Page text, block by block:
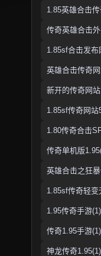
1.85英雄合击
传奇英雄合击
1.85sf合击发布
英雄合击传奇
新开的传奇网
1.85sf传奇网站
1.80传奇合击
传奇单机版
英雄合击之狂
1.85sf传奇轻
1.95传奇手游(1)
传奇1.95手游(1)
神龙传奇1.95(1)